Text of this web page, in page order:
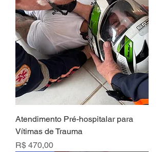
Atendimento Pré-hospitalar para
Vítimas de Trauma
Preço
R$ 470,00